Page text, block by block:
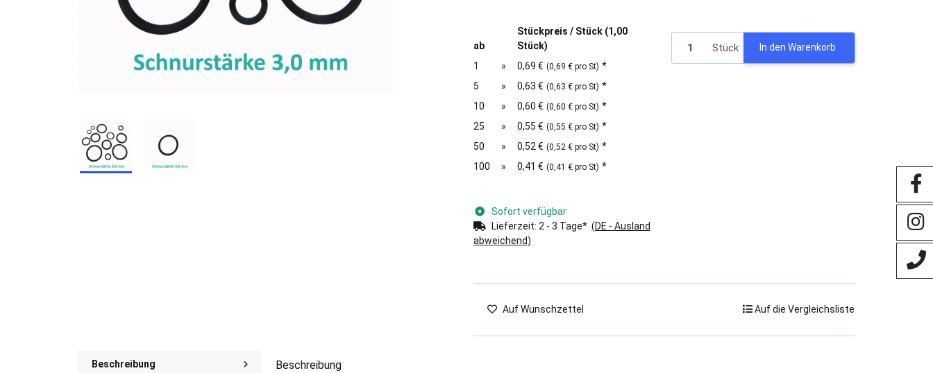
ab
Stückpreis / Stück (1,00
Stück)
1
» 0,69 € (0,69 € pro St) *
5
» 0,63 € (0,63 € pro St) *
10
» 0,60 € (0,60 € pro St) *
25
» 0,55 € (0,55 € pro St) *
50
» 0,52 € (0,52 € pro St) *
100
» 0,41 € (0,41 € pro St) *
Sofort verfügbar
Lieferzeit: 2 - 3 Tage* (DE - Ausland
abweichend)
Stück In den Warenkorb
Auf Wunschzettel Auf die Vergleichsliste
Beschreibung Beschreibung